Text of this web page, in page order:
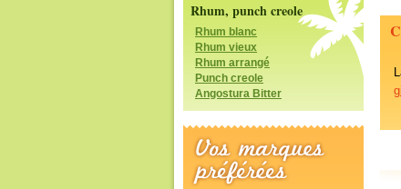
Rhum, punch creole
Rhum blanc
Rhum vieux
Rhum arrangé
Punch creole
Angostura Bitter